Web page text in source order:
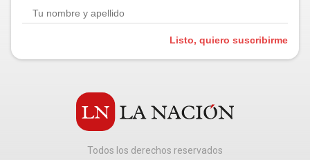
Listo, quiero suscribirme
Todos los derechos reservados